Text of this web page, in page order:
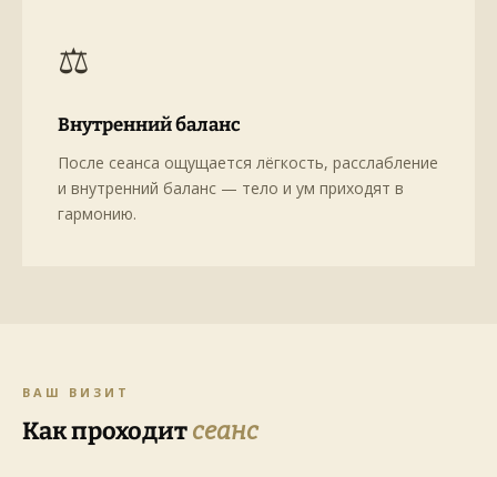
⚖️
Внутренний баланс
После сеанса ощущается лёгкость, расслабление
и внутренний баланс — тело и ум приходят в
гармонию.
ВАШ ВИЗИТ
Как проходитсеанс